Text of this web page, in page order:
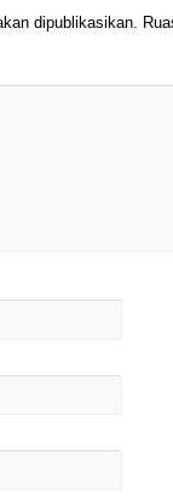
dipublikasikan.